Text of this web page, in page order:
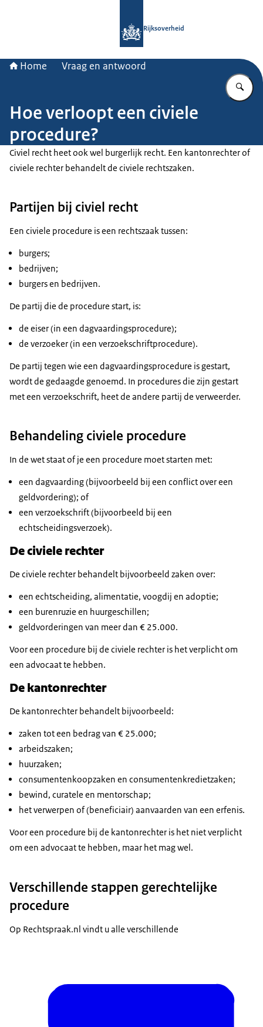
Rijksoverheid
Home Vraag en antwoord
Hoe verloopt een civiele
procedure?
Civiel recht heet ook wel burgerlijk recht. Een kantonrechter of
civiele rechter behandelt de civiele rechtszaken.
Partijen bij civiel recht
Een civiele procedure is een rechtszaak tussen:
burgers;
bedrijven;
burgers en bedrijven.
De partij die de procedure start, is:
de eiser (in een dagvaardingsprocedure);
de verzoeker (in een verzoekschriftprocedure).
De partij tegen wie een dagvaardingsprocedure is gestart,
wordt de gedaagde genoemd. In procedures die zijn gestart
met een verzoekschrift, heet de andere partij de verweerder.
Behandeling civiele procedure
In de wet staat of je een procedure moet starten met:
een dagvaarding (bijvoorbeeld bij een conflict over een
geldvordering); of
een verzoekschrift (bijvoorbeeld bij een
echtscheidingsverzoek).
De civiele rechter
De civiele rechter behandelt bijvoorbeeld zaken over:
een echtscheiding, alimentatie, voogdij en adoptie;
een burenruzie en huurgeschillen;
geldvorderingen van meer dan € 25.000.
Voor een procedure bij de civiele rechter is het verplicht om
een advocaat te hebben.
De kantonrechter
De kantonrechter behandelt bijvoorbeeld:
zaken tot een bedrag van € 25.000;
arbeidszaken;
huurzaken;
consumentenkoopzaken en consumentenkredietzaken;
bewind, curatele en mentorschap;
het verwerpen of (beneficiair) aanvaarden van een erfenis.
Voor een procedure bij de kantonrechter is het niet verplicht
om een advocaat te hebben, maar het mag wel.
Verschillende stappen gerechtelijke
procedure
Op Rechtspraak.nl vindt u alle verschillende